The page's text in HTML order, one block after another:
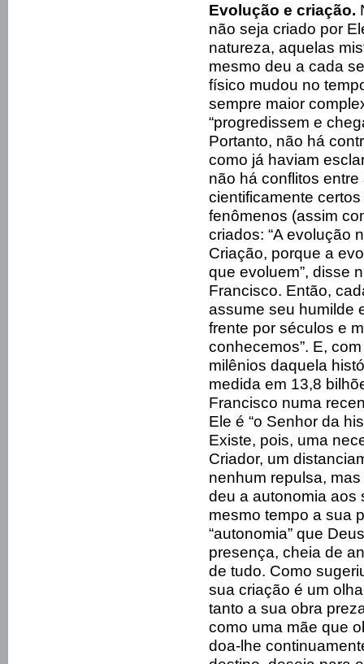
Evolução e criação.
não seja criado por
natureza, aquelas
mesmo deu a cada
físico mudou no
sempre maior
“progredissem e
Portanto, não há
como já haviam
não há conflitos entre
cientificamente
fenômenos (assim
criados: “A evolução
Criação, porque a
que evoluem”, disse
Francisco. Então,
assume seu humilde
frente por séculos e
conhecemos”. E,
milênios daquela
medida em 13,8
Francisco numa
Ele é “o Senhor da
Existe, pois, uma
Criador, um
nenhum repulsa,
deu a autonomia aos
mesmo tempo a sua
“autonomia” que
presença, cheia de
de tudo. Como
sua criação é um
tanto a sua obra
como uma mãe que
doa-lhe